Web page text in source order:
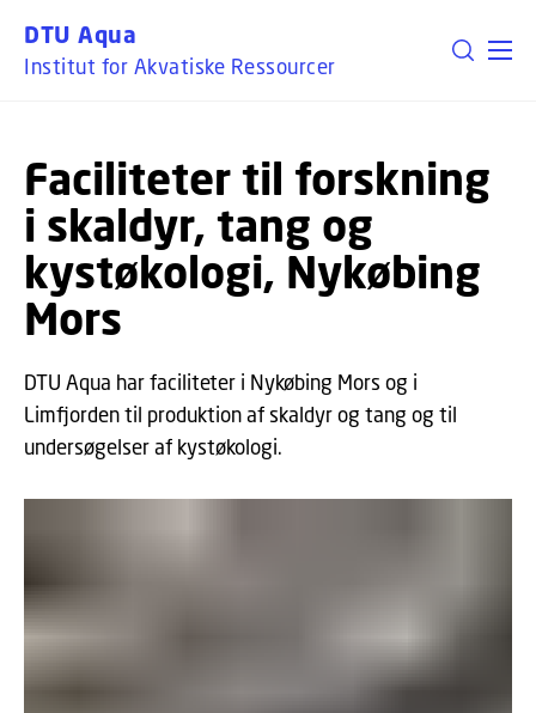
DTU Aqua
Institut for Akvatiske Ressourcer
Faciliteter til forskning
i skaldyr, tang og
kystøkologi, Nykøbing
Mors
DTU Aqua har faciliteter i Nykøbing Mors og i
Limfjorden til produktion af skaldyr og tang og til
undersøgelser af kystøkologi.